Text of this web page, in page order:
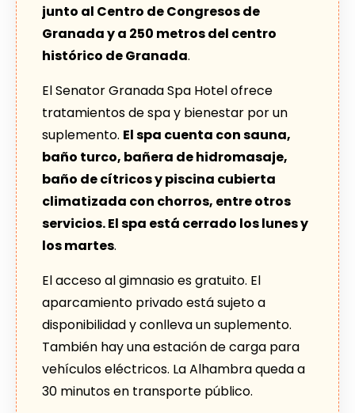
junto al Centro de Congresos de
Granada y a 250 metros del centro
histórico de Granada.
El Senator Granada Spa Hotel ofrece
tratamientos de spa y bienestar por un
suplemento. El spa cuenta con sauna,
baño turco, bañera de hidromasaje,
baño de cítricos y piscina cubierta
climatizada con chorros, entre otros
servicios. El spa está cerrado los lunes y
los martes.
El acceso al gimnasio es gratuito. El
aparcamiento privado está sujeto a
disponibilidad y conlleva un suplemento.
También hay una estación de carga para
vehículos eléctricos. La Alhambra queda a
30 minutos en transporte público.